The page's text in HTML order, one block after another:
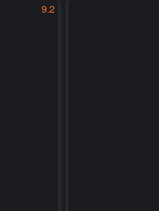
9.2